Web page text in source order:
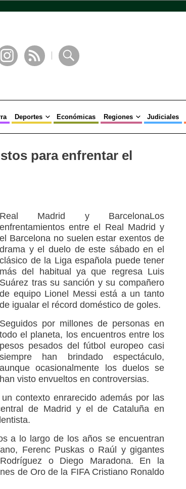
Deportes Económicas Regiones Judiciales
para enfrentar el
Real Madrid y BarcelonaLos
enfrentamientos entre el Real Madrid y
el Barcelona no suelen estar exentos de
drama y el duelo de este sábado en el
clásico de la Liga española puede tener
más del habitual ya que regresa Luis
Suárez tras su sanción y su compañero
de equipo Lionel Messi está a un tanto
de igualar el récord doméstico de goles.
Seguidos por millones de personas en
todo el planeta, los encuentros entre los
pesos pesados del fútbol europeo casi
siempre han brindado espectáculo,
aunque ocasionalmente los duelos se
han visto envueltos en controversias.
contexto enrarecido además por las
de Madrid y el de Cataluña en
a lo largo de los años se encuentran
Ferenc Puskas o Raúl y gigantes
o Diego Maradona. En la
de Oro de la FIFA Cristiano Ronaldo